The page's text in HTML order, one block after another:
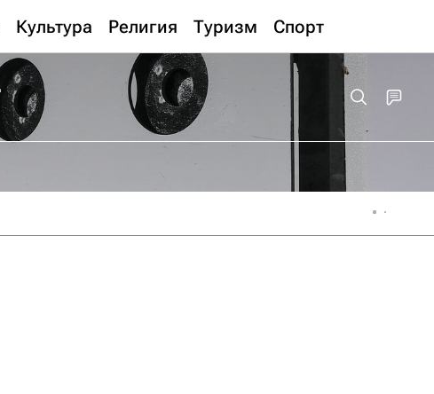
Культура Религия Туризм Спорт